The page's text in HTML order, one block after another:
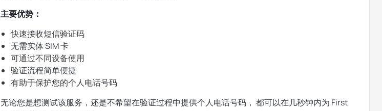
主要优势：
快速接收短信验证码
无需实体 SIM 卡
可通过不同设备使用
验证流程简单便捷
有助于保护您的个人电话号码
无论您是想测试该服务，还是不希望在验证过程中提供个人电话号码， 都可以在几秒钟内为 First